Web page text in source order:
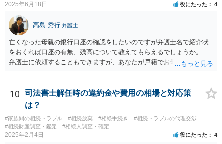
2025年6月18日 役にたった 4
高島 秀行 弁護士
亡くなった母親の銀行口座の確認をしたいのですが弁護士名で紹介状
をおくれば口座の有無、残高について教えてもらえるでしょうか。
弁護士に依頼することもできますが、あなたが戸籍でお母さんの相続
高は教えてくれると思います。 自分ではよくわからないということ
であれば、弁護士に相談し依頼されたら良いと思います。
10
司法書士解任時の違約金や費用の相場と対応策
は？
#家族間の相続トラブル #相続放棄 #相続手続き
#相続トラブルの代理交渉
#相続財産調査・鑑定
#相続人調査・確定
2025年2月4日 役にたった 4